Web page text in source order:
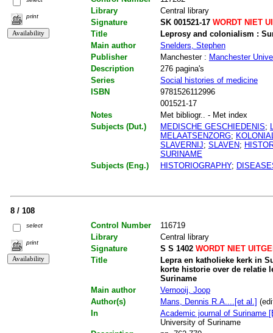
print
Library
Central library
Signature
SK 001521-17WORDT NIET
Title
Leprosy and colonialism :
Main author
Snelders, Stephen
Publisher
Manchester : Manchester
Description
276 pagina's
Series
Social histories of medicine
ISBN
9781526112996
001521-17
Notes
Met bibliogr.. - Met index
Subjects (Dut.)
MEDISCHE GESCHIEDENIS;
MELAATSENZORG;
SLAVERNIJ; SLAVEN;
SURINAME
Subjects (Eng.)
HISTORIOGRAPHY;
8 / 108
select
print
Control Number
116719
Library
Central library
Signature
S S 1402WORDT NIET
Title
Lepra en katholieke kerk in
korte historie over de relatie
Suriname
Main author
Vernooij, Joop
Author(s)
Mans, Dennis R.A....[et al.]
In
Academic journal of Suriname
University of Suriname